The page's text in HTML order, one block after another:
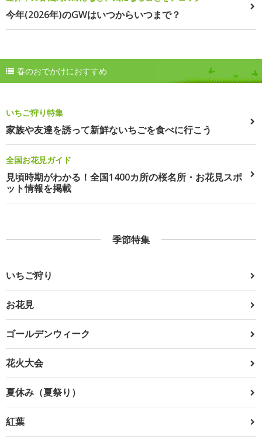
今年(2026年)のGWはいつからいつまで？
春のおでかけにおすすめ
いちご狩り特集
家族や友達を誘って新鮮ないちごを食べに行こう
全国お花見ガイド
見頃時期がわかる！全国1400カ所の桜名所・お花見スポ
ット情報を掲載
季節特集
いちご狩り
お花見
ゴールデンウィーク
花火大会
夏休み（夏祭り）
紅葉